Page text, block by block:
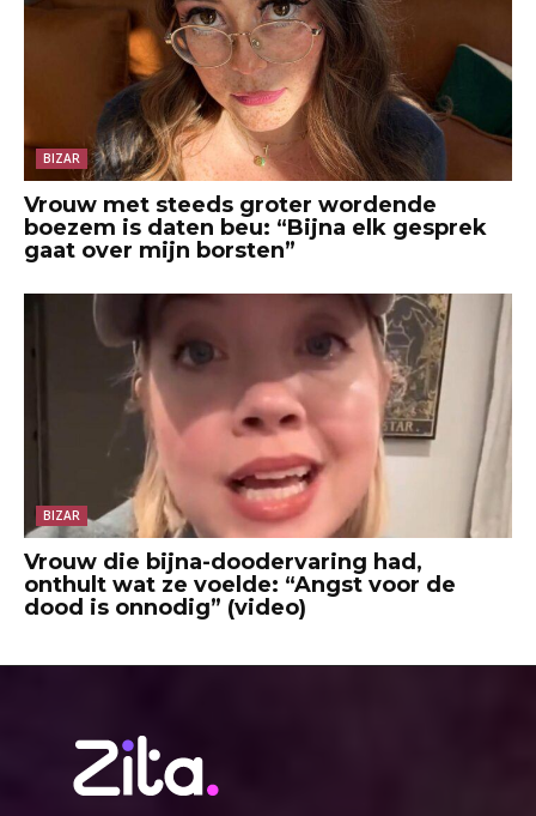
BIZAR
Vrouw met steeds groter wordende
boezem is daten beu: “Bijna elk gesprek
gaat over mijn borsten”
BIZAR
Vrouw die bijna-doodervaring had,
onthult wat ze voelde: “Angst voor de
dood is onnodig” (video)